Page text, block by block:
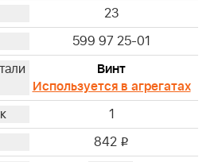
23
599 97 25-01
Винт
Используется в агрегатах
1
842 i